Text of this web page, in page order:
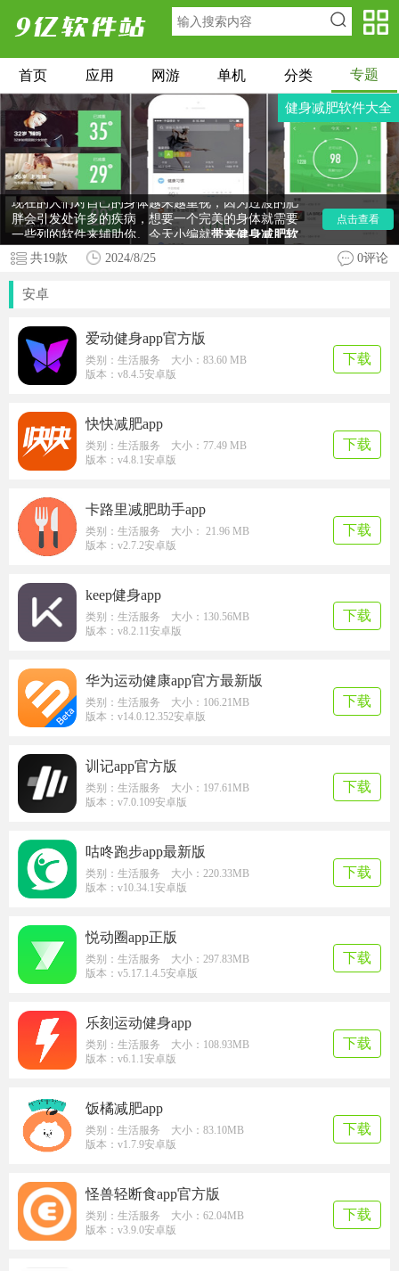
首页 应用 网游 单机 分类 专题
健身减肥软件大全
现在的人们对自己的身体越来越重视，因为过渡的肥
胖会引发处许多的疾病，想要一个完美的身体就需要
一些列的软件来辅助你。今天小编就带来健身减肥软
件大全，其中有训记，keep，乐刻运动，饭橘等，如
果你想要一个好的身体，一个好的身材那就快来本合
集下载软件吧。
点击查看
共19款 2024/8/25 0评论
安卓
爱动健身app官方版
类别：生活服务 大小：83.60 MB
版本：v8.4.5安卓版
下载
快快减肥app
类别：生活服务 大小：77.49 MB
版本：v4.8.1安卓版
下载
卡路里减肥助手app
类别：生活服务 大小： 21.96 MB
版本：v2.7.2安卓版
下载
keep健身app
类别：生活服务 大小：130.56MB
版本：v8.2.11安卓版
下载
华为运动健康app官方最新版
类别：生活服务 大小：106.21MB
版本：v14.0.12.352安卓版
下载
训记app官方版
类别：生活服务 大小：197.61MB
版本：v7.0.109安卓版
下载
咕咚跑步app最新版
类别：生活服务 大小：220.33MB
版本：v10.34.1安卓版
下载
悦动圈app正版
类别：生活服务 大小：297.83MB
版本：v5.17.1.4.5安卓版
下载
乐刻运动健身app
类别：生活服务 大小：108.93MB
版本：v6.1.1安卓版
下载
饭橘减肥app
类别：生活服务 大小：83.10MB
版本：v1.7.9安卓版
下载
怪兽轻断食app官方版
类别：生活服务 大小：62.04MB
版本：v3.9.0安卓版
下载